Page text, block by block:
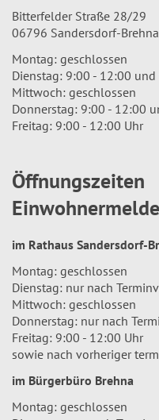
Bitterfelder Straße 28/29
06796 Sandersdorf-
Montag: geschlossen
Dienstag: 9:00 - 12:00
Mittwoch: geschlossen
Donnerstag: 9:00 - 12:00
Freitag: 9:00 - 12:00 Uhr
Öffnungszeiten
im Rathaus Sandersdorf-
Montag: geschlossen
Dienstag: nur nach
Mittwoch: geschlossen
Donnerstag: nur nach
Freitag: 9:00 - 12:00 Uhr
sowie nach vorheriger
im Bürgerbüro Brehna
Montag: geschlossen